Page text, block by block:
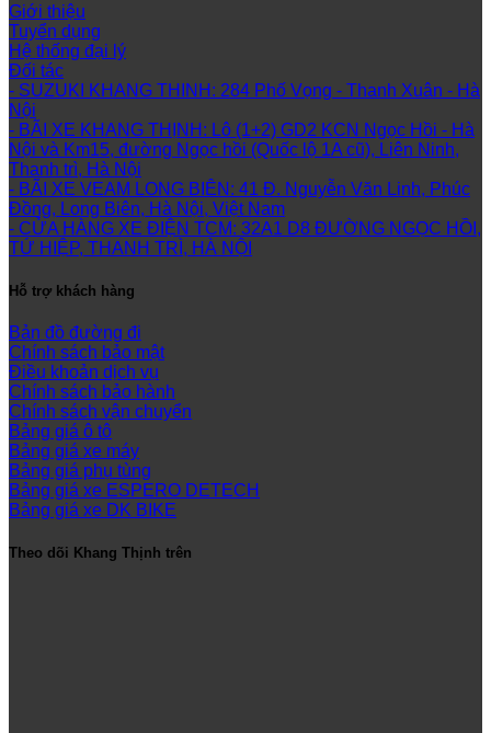
Giới thiệu
Tuyển dụng
Hệ thống đại lý
Đối tác
- SUZUKI KHANG THINH: 284 Phố Vọng - Thanh Xuân - Hà
Nội
- BÃI XE KHANG THỊNH: Lô (1+2) GD2 KCN Ngọc Hồi - Hà
Nội và Km15, đường Ngọc hồi (Quốc lộ 1A cũ), Liên Ninh,
Thanh trì, Hà Nội
- BÃI XE VEAM LONG BIÊN: 41 Đ. Nguyễn Văn Linh, Phúc
Đồng, Long Biên, Hà Nội, Việt Nam
- CỬA HÀNG XE ĐIỆN TCM: 32A1 D8 ĐƯỜNG NGỌC HỒI,
TỨ HIỆP, THANH TRÌ, HÀ NỘI
Hỗ trợ khách hàng
Bản đồ đường đi
Chính sách bảo mật
Điều khoản dịch vụ
Chính sách bảo hành
Chính sách vận chuyển
Bảng giá ô tô
Bảng giá xe máy
Bảng giá phụ tùng
Bảng giá xe ESPERO DETECH
Bảng giá xe DK BIKE
Theo dõi Khang Thịnh trên